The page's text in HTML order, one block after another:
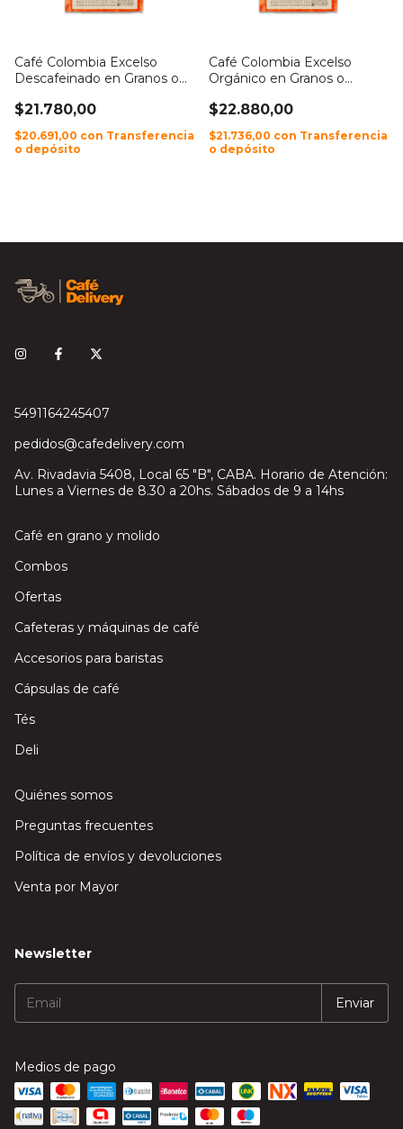
Café Colombia Excelso
Descafeinado en Granos o
$21.780,00
$20.691,00 con Transferencia
o depósito
Café Colombia Excelso
Orgánico en Granos o
$22.880,00
$21.736,00 con Transferencia
o depósito
5491164245407
pedidos@cafedelivery.com
Av. Rivadavia 5408, Local 65 "B", CABA. Horario de Atención:
Lunes a Viernes de 8.30 a 20hs. Sábados de 9 a 14hs
Café en grano y molido
Combos
Ofertas
Cafeteras y máquinas de café
Accesorios para baristas
Cápsulas de café
Tés
Deli
Quiénes somos
Preguntas frecuentes
Política de envíos y devoluciones
Venta por Mayor
Newsletter
Medios de pago